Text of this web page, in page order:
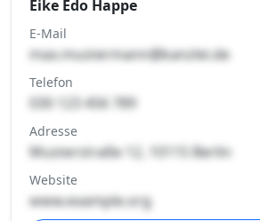
Eike Edo Happe
E-Mail
max.mustermann@kanzlei.de
Telefon
030 123 456 789
Adresse
Musterstraße 12, 10115 Berlin
Website
www.example.org